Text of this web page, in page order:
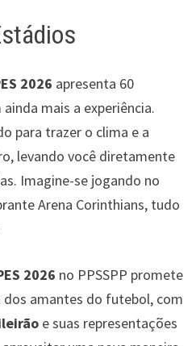
2026 apresenta 60
mais a experiência.
para trazer o clima e a
levando você diretamente
Imagine-se jogando no
Arena Corinthians, tudo
2026 no PPSSPP promete
dos amantes do futebol, com
e suas representações